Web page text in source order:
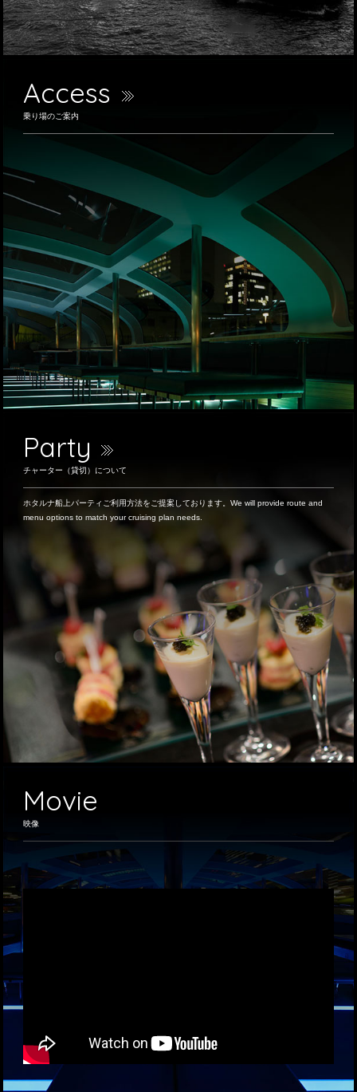
Access
乗り場のご案内
Party
チャーター（貸切）について
ホタルナ船上パーティご利用方法をご提案しております。We will provide route and
menu options to match your cruising plan needs.
Movie
映像